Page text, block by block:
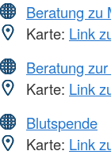
Beratung zu
Karte: Link
Beratung
Karte: Link
Blutspende
Karte: Link